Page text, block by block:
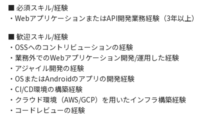
2.運用プロセスの改善やクラウド上のフルマネージドサービスを
活用したエンジニアが機能開発に集中しやすい環境整備
能の構築
＜体制＞
・エンジニア4～5名程度で1ユニットを構成し、開発プロジェクト
をユニットにアサインしています
・細かな開発については1週間ごとに各ユニットで対応を進めてい
ます
・ユニットごとの知識の偏りを防ぐために開発状況や学びの共有
■ 必須スキル/経験
・WebアプリケーションまたはAPI開発業務経験（3年以上）
■ 歓迎スキル/経験
・OSSへのコントリビューションの経験
・業務外でのWebアプリケーション開発/運用した経験
・アジャイル開発の経験
・OSまたはAndroidのアプリの開発経験
・CI/CD環境の構築経験
・クラウド環境（AWS/GCP）を用いたインフラ構築経験
・コードレビューの経験